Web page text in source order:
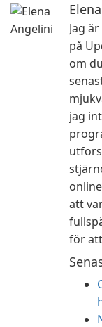
Jag
på
om
jag
att
för